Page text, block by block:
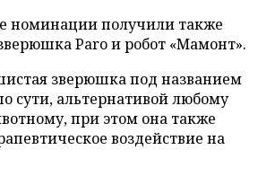
номинации получили также
Paro и робот «Мамонт».
зверюшка под названием
сути, альтернативой любому
при этом она также
воздействие на